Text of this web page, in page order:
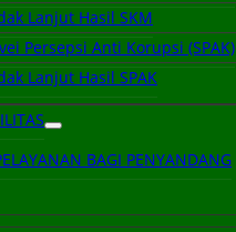
Lanjut Hasil SKM
Persepsi Anti Korupsi (SPAK)
Lanjut Hasil SPAK
BAGI PENYANDANG